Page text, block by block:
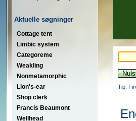
Aktuelle søgninger
Cottage tent
Limbic system
Categoreme
Weakling
Nonmetamorphic
Lion's-ear
Shop clerk
Francis Beaumont
Wellhead
Tip: